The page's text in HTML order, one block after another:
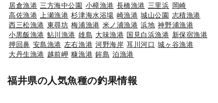
居倉漁港 三方海中公園 小樟漁港 長橋漁港 三里浜 岡崎
高佐漁港
上瀬漁港 杉津海水浴場 崎漁港 城山公園 志積漁港
西三松漁港 東尋坊 梅浦漁港 米ノ浦漁港 浜地 神野浦漁港
小黒飯漁港 鮎川漁港 雄島 大味漁港 国見白浜漁港 新保宿漁港
押回鼻 安島漁港 左右漁港 河野海岸 耳川河口 城ヶ谷漁港
大丹生漁港 越前岬 糠漁港 鉾島 泊漁港
福井県の人気魚種の釣果情報